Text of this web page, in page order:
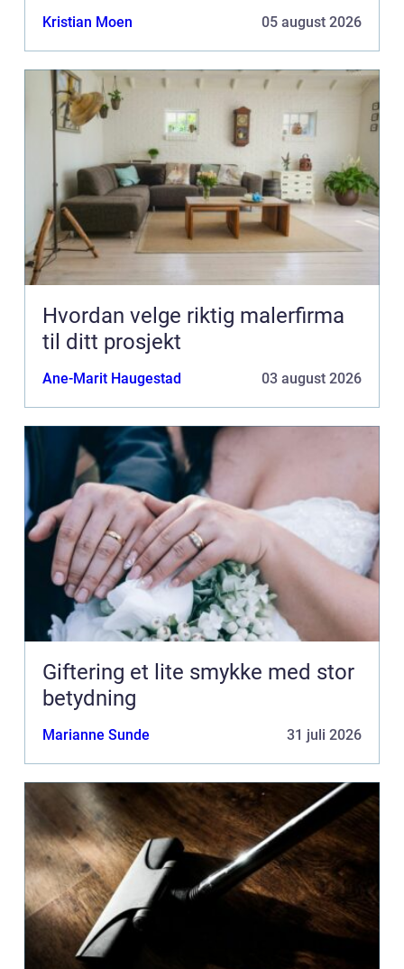
Kristian Moen 05 august 2026
Hvordan velge riktig malerfirma
til ditt prosjekt
Ane-Marit Haugestad 03 august 2026
Giftering et lite smykke med stor
betydning
Marianne Sunde 31 juli 2026